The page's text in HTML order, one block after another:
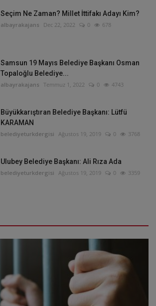
EMITT Fuarı'nda Antalya Büyükşehir Belediye Başkanı Muhittin Böcek Belediye Türk Dergisi Stantını Ziyaret Etti!
Seçim Ne Zaman? Millet İttifakı Adayı Kim?
Seçim Ne Zaman? Millet İttifakı Adayı Kim?
albayrakajans Dec 22, 2022 0 678
Samsun 19 Mayıs Belediye Başkanı Osman
Topaloğlu Belediye...
albayrakajans Temmuz 1, 2022 0 4743
Büyükkarıştıran Belediye Başkanı: Lütfü
KARAMAN
belediyeturkdergisi Ağustos 19, 2019 0 3768
Ulubey Belediye Başkanı: Ali Rıza Ada
belediyeturkdergisi Ağustos 19, 2019 0 3359